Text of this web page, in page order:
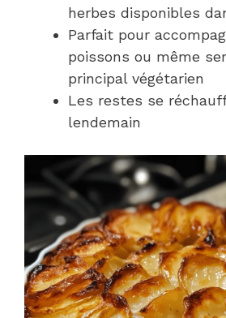
herbes disponibles
Parfait pour
poissons ou même
principal végétarien
Les restes se
lendemain